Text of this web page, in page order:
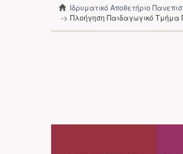
Ιδρυματικό Αποθετήριο
Πλοήγηση Παιδαγωγικό Τμήμα